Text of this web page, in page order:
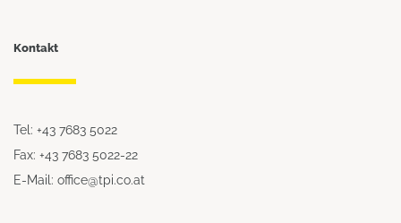
Kontakt
Tel: +43 7683 5022
Fax: +43 7683 5022-22
E-Mail: office@tpi.co.at